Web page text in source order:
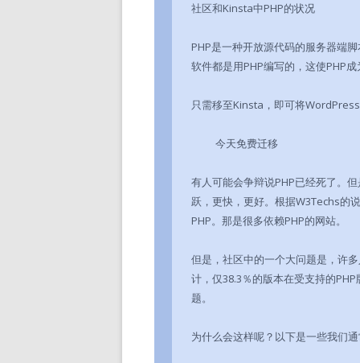
社区和Kinsta中PHP的状况
PHP是一种开放源代码的服务器端
软件都是用PHP编写的，这使PHP
只需移至Kinsta，即可将
今天免费迁移
有人可能会争辩说PHP已经死了。
跃，更快，更好。根据W3Techs的
PHP。那是很多依赖PHP的网站。
但是，社区中的一个大问题是，许
计，仅38.3％的版本在受支持的
题。
为什么会这样呢？以下是一些我们